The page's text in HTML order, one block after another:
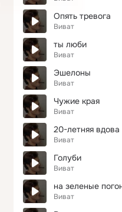
Опять тревога
Виват
ты люби
Виват
Эшелоны
Виват
Чужие края
Виват
20-летняя вдова
Виват
Голуби
Виват
на зеленые
Виват